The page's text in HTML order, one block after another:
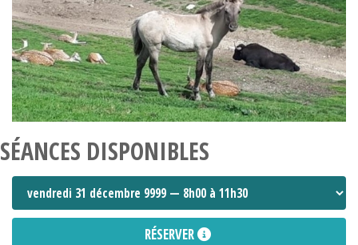
SÉANCES DISPONIBLES
RÉSERVER